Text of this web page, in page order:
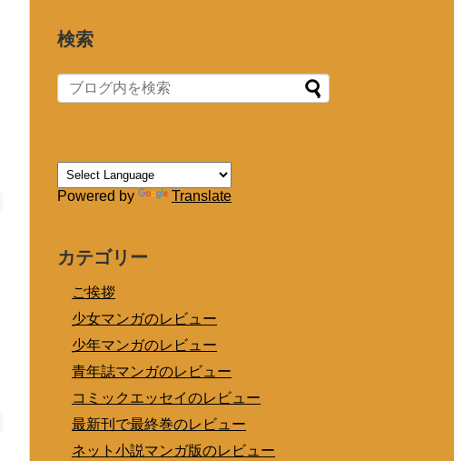
検索
Powered by Translate
カテゴリー
ご挨拶
少女マンガのレビュー
少年マンガのレビュー
青年誌マンガのレビュー
コミックエッセイのレビュー
最新刊で最終巻のレビュー
ネット小説マンガ版のレビュー